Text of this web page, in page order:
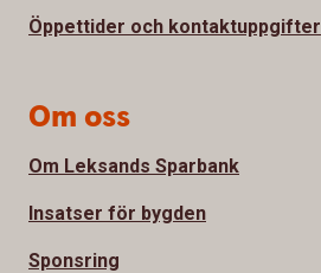
Öppettider och kontaktuppgifter
Om oss
Om Leksands Sparbank
Insatser för bygden
Sponsring